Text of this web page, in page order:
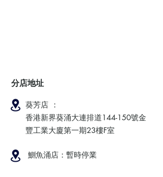
分店地址
葵芳店 ：
香港新界葵涌大連排道144-150號金
豐工業大廈第一期23樓F室
鰂魚涌店：暫時停業